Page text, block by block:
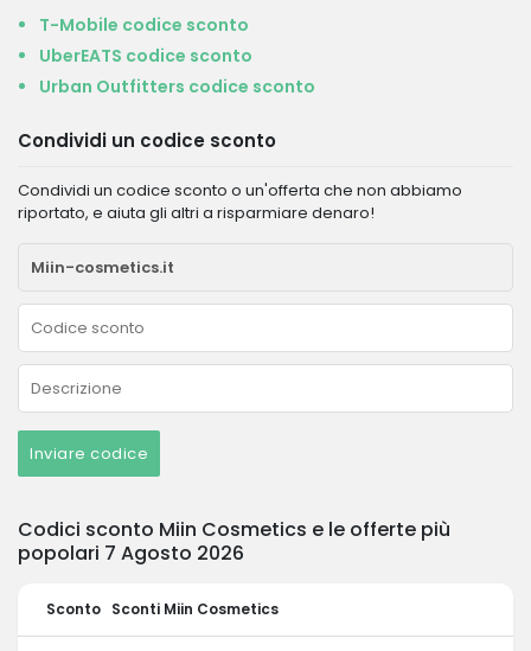
T-Mobile codice sconto
UberEATS codice sconto
Urban Outfitters codice sconto
Condividi un codice sconto
Condividi un codice sconto o un'offerta che non abbiamo
riportato, e aiuta gli altri a risparmiare denaro!
Inviare codice
Codici sconto Miin Cosmetics e le offerte più
popolari 7 Agosto 2026
Sconto Sconti Miin Cosmetics